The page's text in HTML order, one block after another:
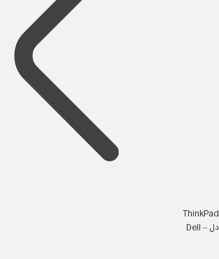
ThinkPad
دل – Dell